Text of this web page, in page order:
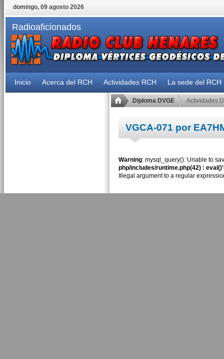
domingo, 09 agosto 2026
Radioaficionados
Inicio Acerca del RCH Actividades RCH La sede del RCH
Diploma DVGE Actividades
VGCA-071 por
Warning: mysql_query(): Unable to
php/includes/runtime.php(42) :
Illegal argument to a regular